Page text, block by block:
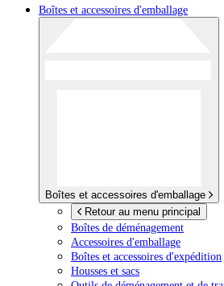
Boîtes et accessoires d'emballage
Boîtes et accessoires d'emballage
Retour au menu principal
Boîtes de déménagement
Accessoires d'emballage
Boîtes et accessoires d'expédition
Housses et sacs